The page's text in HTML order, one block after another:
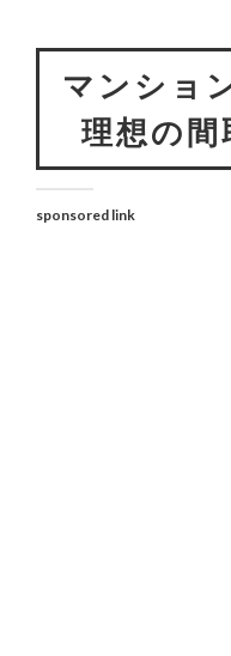
マンショ
理想の間
sponsored link